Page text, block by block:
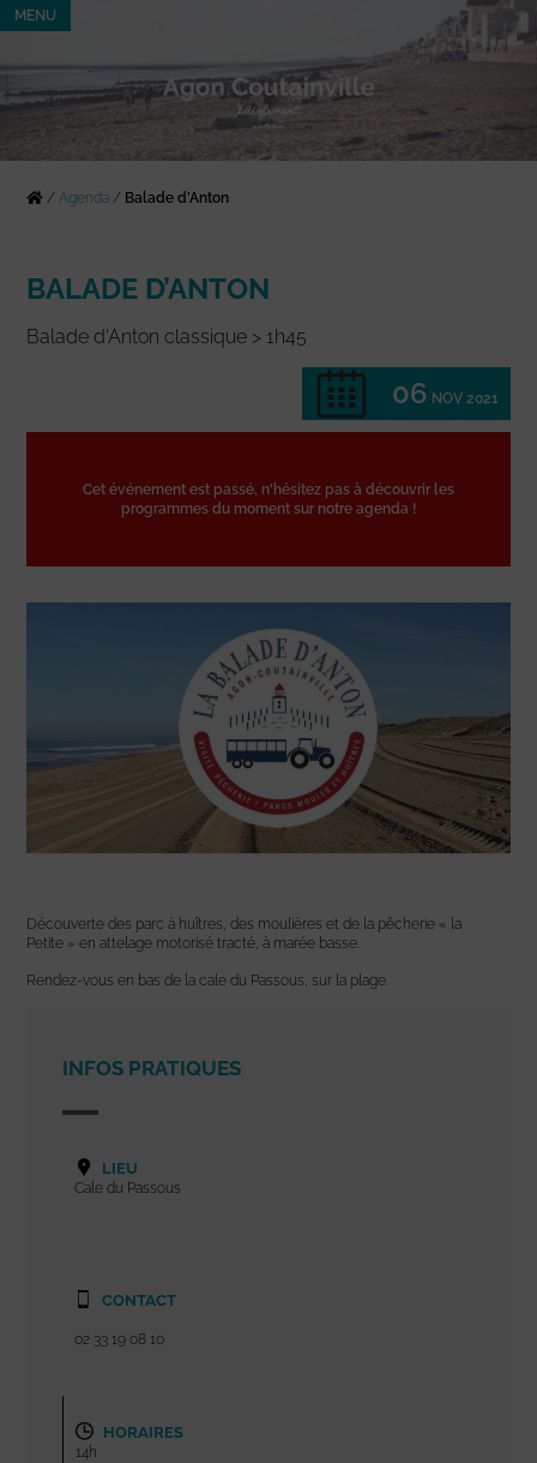
MENU
/Agenda / Balade d’Anton
BALADE D’ANTON
Balade d'Anton classique > 1h45
06 NOV 2021
Cet événement est passé, n'hésitez pas à découvrir les
programmes du moment sur notre agenda !
Découverte des parc à huîtres, des moulières et de la pêcherie « la
Petite » en attelage motorisé tracté, à marée basse.
Rendez-vous en bas de la cale du Passous, sur la plage.
INFOS PRATIQUES
LIEU
Cale du Passous
CONTACT
02 33 19 08 10
HORAIRES
14h